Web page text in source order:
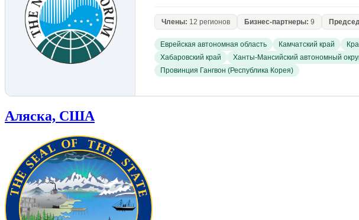
Члены: 12 регионов Бизнес-партнеры: 9
Еврейская автономная область Камчатский край
Хабаровский край
Ханты-Мансийский автономный
Провинция Гангвон (Республика Корея)
Аляска, США